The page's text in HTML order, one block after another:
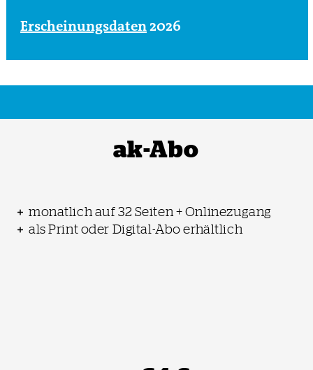
Erscheinungsdaten2026
ak-Abo
monatlich auf 32 Seiten + Onlinezugang
als Print oder Digital-Abo erhältlich